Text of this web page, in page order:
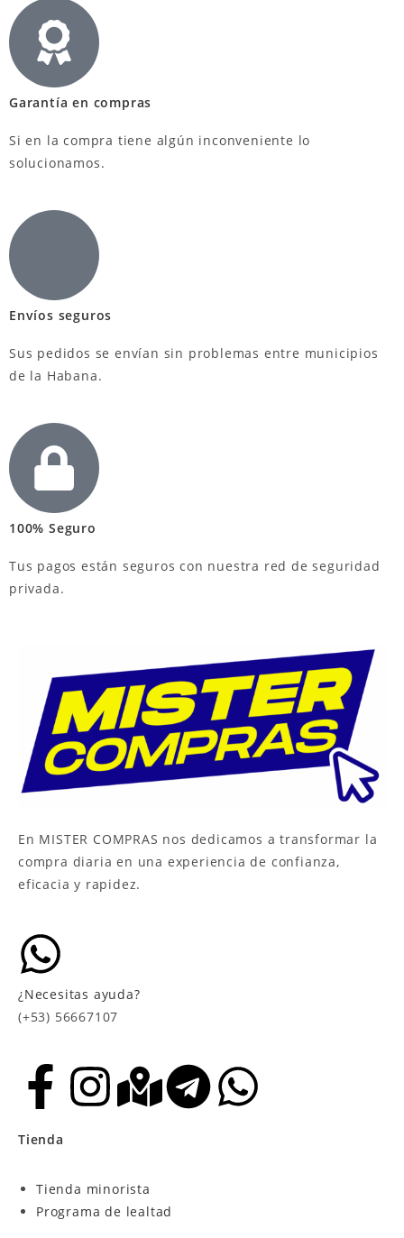
Garantía en compras
Si en la compra tiene algún inconveniente lo
solucionamos.
Envíos seguros
Sus pedidos se envían sin problemas entre municipios
de la Habana.
100% Seguro
Tus pagos están seguros con nuestra red de seguridad
privada.
En MISTER COMPRAS nos dedicamos a transformar la
compra diaria en una experiencia de confianza,
eficacia y rapidez.
¿Necesitas ayuda?
(+53) 56667107
Tienda
Tienda minorista
Programa de lealtad